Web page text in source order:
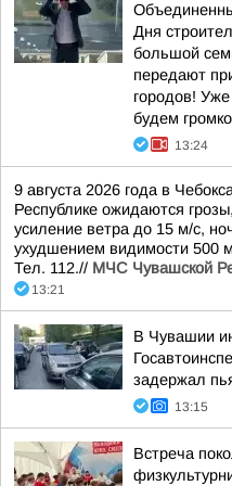
Дня
большой
передают
городов!
будем
13:24
9 августа 2026 года в
Республике ожидаются
усиление ветра до 15 м/с,
ухудшением видимости 500
Тел. 112.// МЧС Чувашской
13:21
В Чувашии
задержал
13:15
Встреча